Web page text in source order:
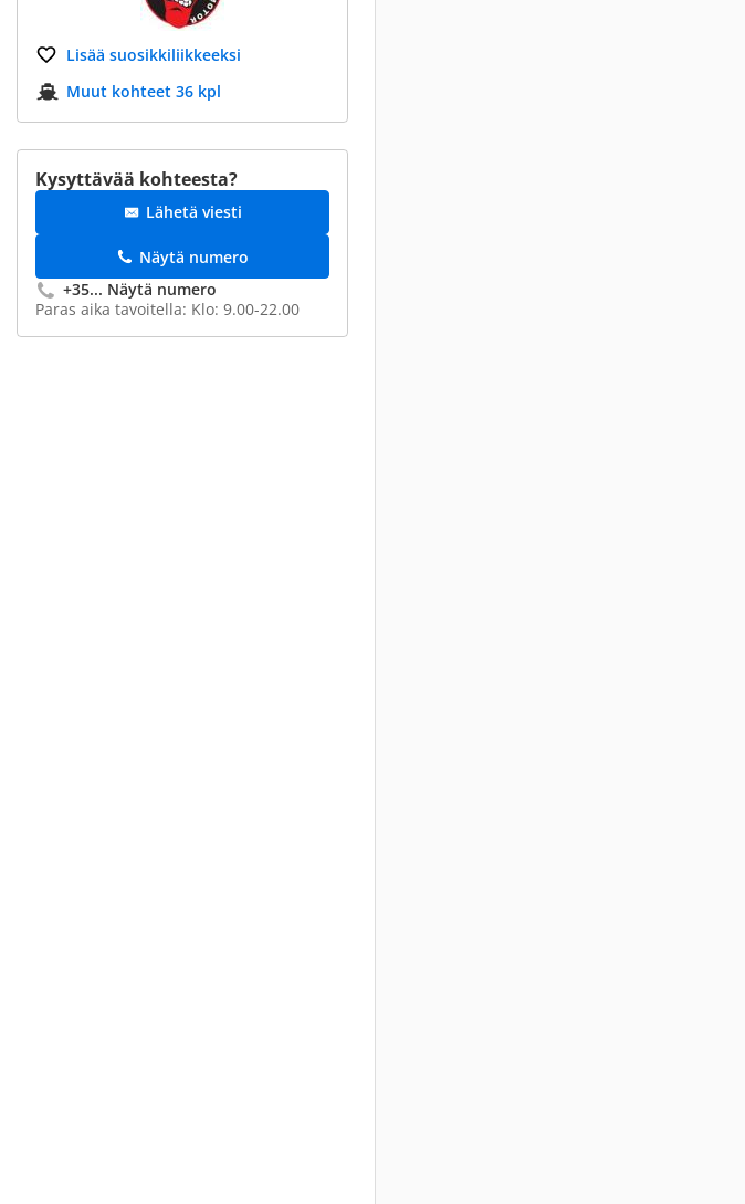
Lisää suosikkiliikkeeksi
Muut kohteet 36 kpl
Kysyttävää kohteesta?
Lähetä viesti
Näytä numero
+35... Näytä numero
Paras aika tavoitella: Klo: 9.00-22.00